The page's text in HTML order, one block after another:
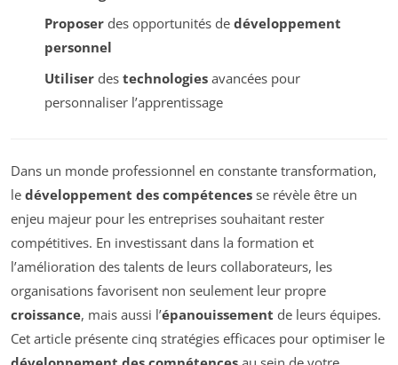
Proposerdes opportunités de développement
personnel
Utiliserdes technologiesavancées pour
personnaliser l’apprentissage
Dans un monde professionnel en constante transformation,
le développement des compétences se révèle être un
enjeu majeur pour les entreprises souhaitant rester
compétitives. En investissant dans la formation et
l’amélioration des talents de leurs collaborateurs, les
organisations favorisent non seulement leur propre
croissance, mais aussi l’épanouissement de leurs équipes.
Cet article présente cinq stratégies efficaces pour optimiser le